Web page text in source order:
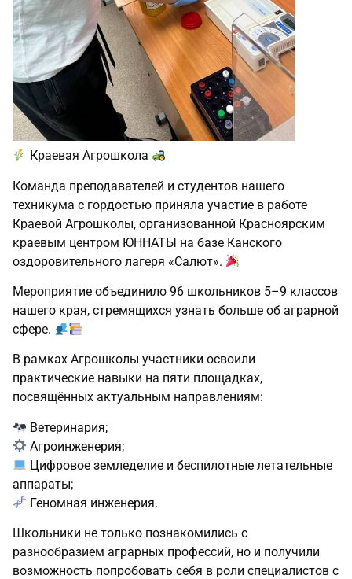
Краевая Агрошкола
Команда преподавателей и студентов нашего
техникума с гордостью приняла участие в работе
Краевой Агрошколы, организованной Красноярским
краевым центром ЮННАТЫ на базе Канского
оздоровительного лагеря «Салют».
Мероприятие объединило 96 школьников 5–9 классов
нашего края, стремящихся узнать больше об аграрной
сфере.
В рамках Агрошколы участники освоили
практические навыки на пяти площадках,
посвящённых актуальным направлениям:
Ветеринария;
Агроинженерия;
Цифровое земледелие и беспилотные летательные
аппараты;
Геномная инженерия.
Школьники не только познакомились с
разнообразием аграрных профессий, но и получили
возможность попробовать себя в роли специалистов с